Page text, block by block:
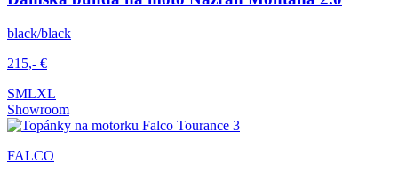
black/black
215,- €
SMLXL
Showroom
FALCO